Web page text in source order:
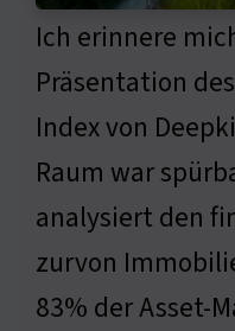
Ich erinnere
Präsentation
Index von
Raum war
analysiert den
zurvon
83% der Asset-